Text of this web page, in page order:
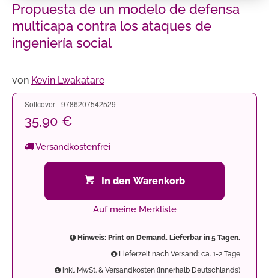
Propuesta de un modelo de defensa
multicapa contra los ataques de
ingeniería social
von Kevin Lwakatare
Softcover - 9786207542529
35,90 €
Versandkostenfrei
In den Warenkorb
Auf meine Merkliste
Hinweis: Print on Demand. Lieferbar in 5 Tagen.
Lieferzeit nach Versand: ca. 1-2 Tage
inkl. MwSt. & Versandkosten (innerhalb Deutschlands)